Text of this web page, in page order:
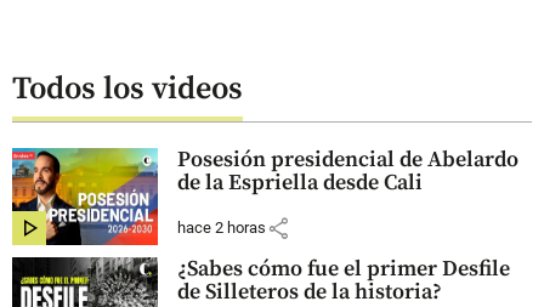
Todos los videos
Posesión presidencial de Abelardo
de la Espriella desde Cali
hace 2 horas share
¿Sabes cómo fue el primer Desfile
de Silleteros de la historia?